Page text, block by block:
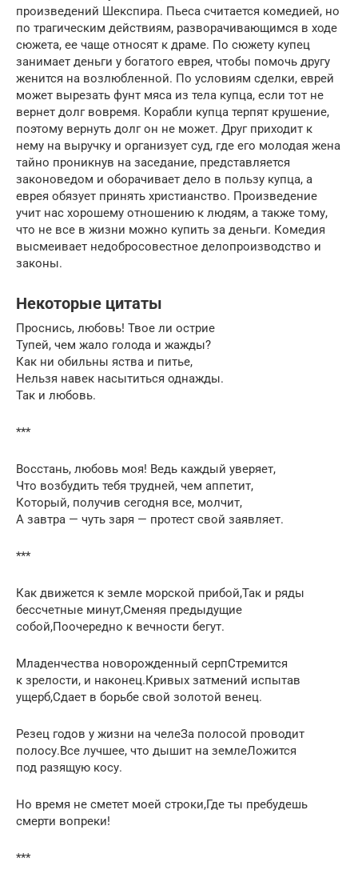
произведений Шекспира. Пьеса считается комедией, но
по трагическим действиям, разворачивающимся в ходе
сюжета, ее чаще относят к драме. По сюжету купец
занимает деньги у богатого еврея, чтобы помочь другу
женится на возлюбленной. По условиям сделки, еврей
может вырезать фунт мяса из тела купца, если тот не
вернет долг вовремя. Корабли купца терпят крушение,
поэтому вернуть долг он не может. Друг приходит к
нему на выручку и организует суд, где его молодая жена
тайно проникнув на заседание, представляется
законоведом и оборачивает дело в пользу купца, а
еврея обязует принять христианство. Произведение
учит нас хорошему отношению к людям, а также тому,
что не все в жизни можно купить за деньги. Комедия
высмеивает недобросовестное делопроизводство и
законы.
Некоторые цитаты
Проснись, любовь! Твое ли острие
Тупей, чем жало голода и жажды?
Как ни обильны яства и питье,
Нельзя навек насытиться однажды.
Так и любовь.
***
Восстань, любовь моя! Ведь каждый уверяет,
Что возбудить тебя трудней, чем аппетит,
Который, получив сегодня все, молчит,
А завтра — чуть заря — протест свой заявляет.
***
Как движется к земле морской прибой,Так и ряды
бессчетные минут,Сменяя предыдущие
собой,Поочередно к вечности бегут.
Младенчества новорожденный серпСтремится
к зрелости, и наконец.Кривых затмений испытав
ущерб,Сдает в борьбе свой золотой венец.
Резец годов у жизни на челеЗа полосой проводит
полосу.Все лучшее, что дышит на землеЛожится
под разящую косу.
Но время не сметет моей строки,Где ты пребудешь
смерти вопреки!
***